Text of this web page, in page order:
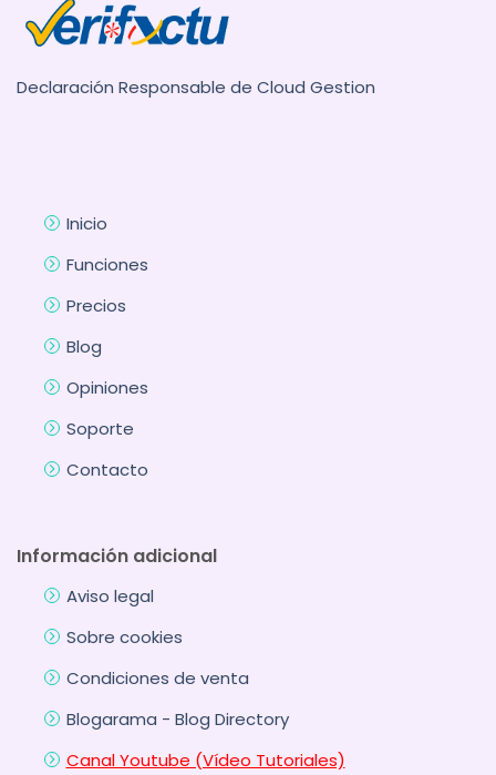
Declaración Responsable de Cloud Gestion
Inicio
Funciones
Precios
Blog
Opiniones
Soporte
Contacto
Información adicional
Aviso legal
Sobre cookies
Condiciones de venta
Blogarama - Blog Directory
Canal Youtube (Vídeo Tutoriales)